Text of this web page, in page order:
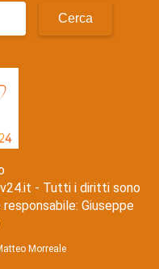
- Tutti i diritti sono
Giuseppe
Morreale